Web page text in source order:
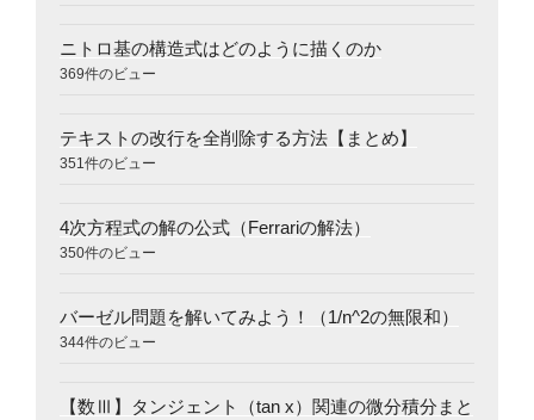
ニトロ基の構造式はどのように描くのか
369件のビュー
テキストの改行を全削除する方法【まとめ】
351件のビュー
4次方程式の解の公式（Ferrariの解法）
350件のビュー
バーゼル問題を解いてみよう！（1/n^2の無限和）
344件のビュー
【数Ⅲ】タンジェント（tan x）関連の微分積分まと